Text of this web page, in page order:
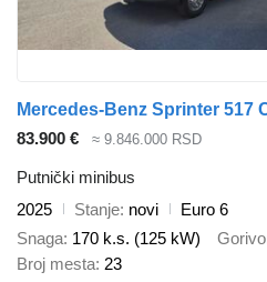
83.900 € ≈ 9.846.000 RSD
Putnički minibus
2025
Stanje novi
Euro 6
Snaga 170 k.s. (125 kW) Gorivo
Broj mesta 23